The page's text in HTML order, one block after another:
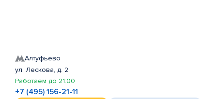
Алтуфьево
ул. Лескова, д. 2
Работаем до 21:00
+7 (495) 156-21-11